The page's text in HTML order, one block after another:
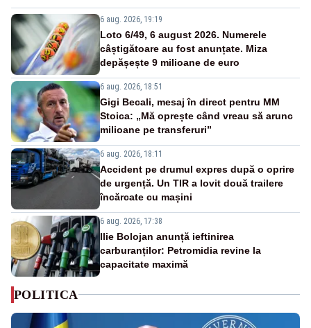
6 aug. 2026, 19:19
Loto 6/49, 6 august 2026. Numerele
câștigătoare au fost anunțate. Miza
depășește 9 milioane de euro
6 aug. 2026, 18:51
Gigi Becali, mesaj în direct pentru MM
Stoica: „Mă oprește când vreau să arunc
milioane pe transferuri”
6 aug. 2026, 18:11
Accident pe drumul expres după o oprire
de urgență. Un TIR a lovit două trailere
încărcate cu mașini
6 aug. 2026, 17:38
Ilie Bolojan anunță ieftinirea
carburanților: Petromidia revine la
capacitate maximă
POLITICA